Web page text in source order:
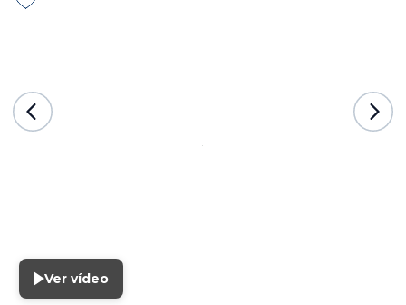
Ver vídeo